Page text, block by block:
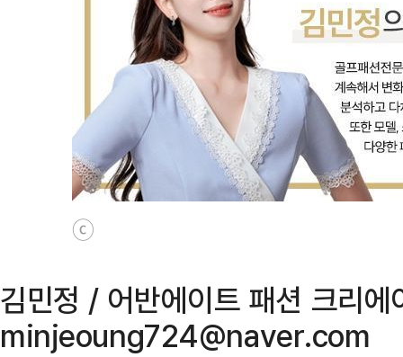
ⓒ
김민정 / 어반에이트 패션 크리에
minjeoung724@naver.com